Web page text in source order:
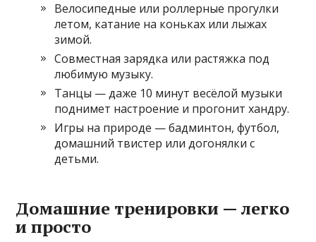
Велосипедные или роллерные прогулки
летом, катание на коньках или лыжах
зимой.
Совместная зарядка или растяжка под
любимую музыку.
Танцы — даже 10 минут весёлой музыки
поднимет настроение и прогонит хандру.
Игры на природе — бадминтон, футбол,
домашний твистер или догонялки с
детьми.
Домашние тренировки — легко
и просто